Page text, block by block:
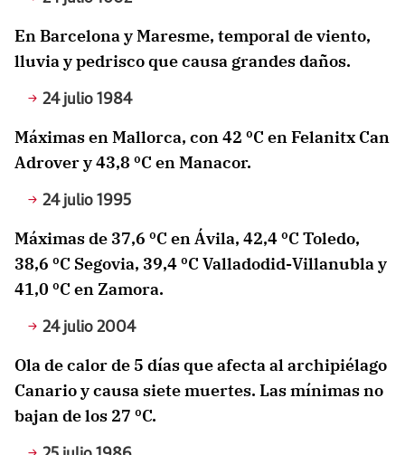
En Barcelona y Maresme, temporal de viento,
lluvia y pedrisco que causa grandes daños.
24 julio 1984
Máximas en Mallorca, con 42 ºC en Felanitx Can
Adrover y 43,8 ºC en Manacor.
24 julio 1995
Máximas de 37,6 ºC en Ávila, 42,4 ºC Toledo,
38,6 ºC Segovia, 39,4 ºC Valladodid-Villanubla y
41,0 ºC en Zamora.
24 julio 2004
Ola de calor de 5 días que afecta al archipiélago
Canario y causa siete muertes. Las mínimas no
bajan de los 27 ºC.